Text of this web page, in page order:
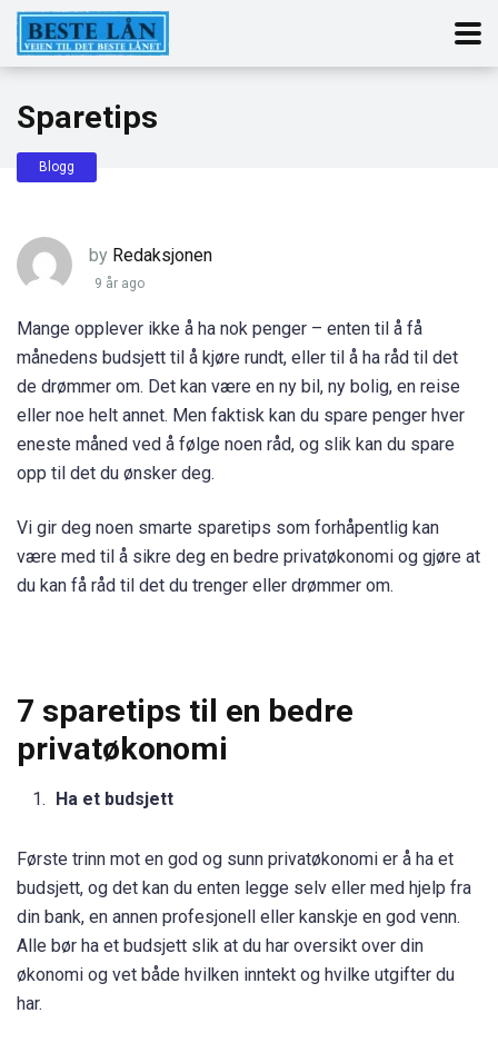
Sparetips
Blogg
by Redaksjonen
9 år ago
Mange opplever ikke å ha nok penger – enten til å få
månedens budsjett til å kjøre rundt, eller til å ha råd til det
de drømmer om. Det kan være en ny bil, ny bolig, en reise
eller noe helt annet. Men faktisk kan du spare penger hver
eneste måned ved å følge noen råd, og slik kan du spare
opp til det du ønsker deg.
Vi gir deg noen smarte sparetips som forhåpentlig kan
være med til å sikre deg en bedre privatøkonomi og gjøre at
du kan få råd til det du trenger eller drømmer om.
7 sparetips til en bedre
privatøkonomi
Ha et budsjett
Første trinn mot en god og sunn privatøkonomi er å ha et
budsjett, og det kan du enten legge selv eller med hjelp fra
din bank, en annen profesjonell eller kanskje en god venn.
Alle bør ha et budsjett slik at du har oversikt over din
økonomi og vet både hvilken inntekt og hvilke utgifter du
har.